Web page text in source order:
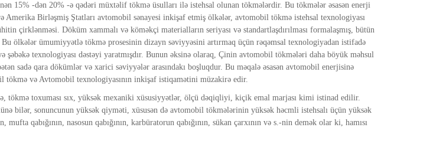
15% -dən 20% -ə qədəri müxtəlif tökmə üsulları ilə istehsal olunan tökmələrdir. Bu tökmələr əsasən enerji
Birləşmiş Ştatları avtomobil sənayesi inkişaf etmiş ölkələr, avtomobil tökmə istehsal texnologiyası
çirklənməsi. Döküm xammalı və köməkçi materialların seriyası və standartlaşdırılması formalaşmış, bütün
ölkələr ümumiyyətlə tökmə prosesinin dizayn səviyyəsini artırmaq üçün rəqəmsal texnologiyadan istifadə
texnologiyası dəstəyi yaratmışdır. Bunun əksinə olaraq, Çinin avtomobil tökmələri daha böyük məhsul
sadə qara dökümlər və xarici səviyyələr arasındakı boşluqdur. Bu məqalə əsasən avtomobil enerjisinə
və Avtomobil texnologiyasının inkişaf istiqamətini müzakirə edir.
toxuması sıx, yüksək mexaniki xüsusiyyətlər, ölçü dəqiqliyi, kiçik emal marjası kimi istinad edilir.
bilər, sonuncunun yüksək qiyməti, xüsusən də avtomobil tökmələrinin yüksək həcmli istehsalı üçün yüksək
qabığının, nasosun qabığının, karbüratorun qabığının, sükan çarxının və s.-nin demək olar ki, hamısı